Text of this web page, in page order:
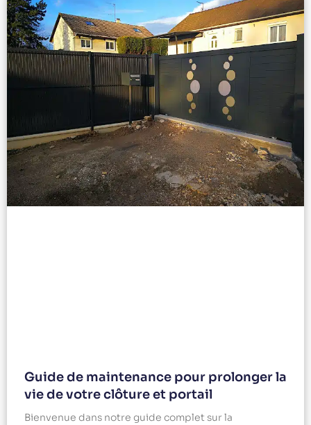
Guide de maintenance pour prolonger la
vie de votre clôture et portail
Bienvenue dans notre guide complet sur la